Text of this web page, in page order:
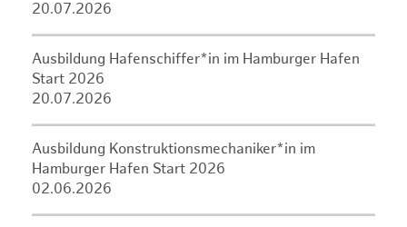
20.07.2026
Ausbildung Hafenschiffer*in im Hamburger Hafen
Start 2026
20.07.2026
Ausbildung Konstruktionsmechaniker*in im
Hamburger Hafen Start 2026
02.06.2026